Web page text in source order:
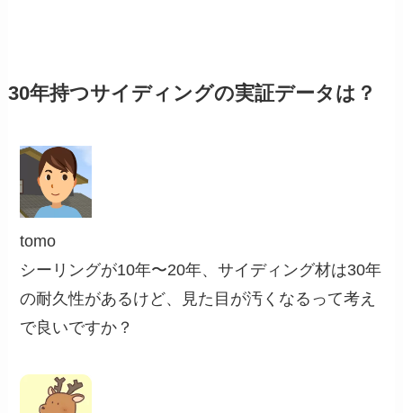
30年持つサイディングの実証データは？
tomo
シーリングが10年〜20年、サイディング材は30年
の耐久性があるけど、見た目が汚くなるって考え
で良いですか？